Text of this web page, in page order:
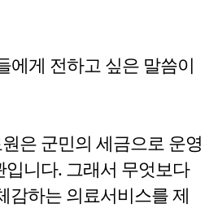
에게 전하고 싶은 말씀이
은 군민의 세금으로 운영
니다. 그래서 무엇보다
감하는 의료서비스를 제